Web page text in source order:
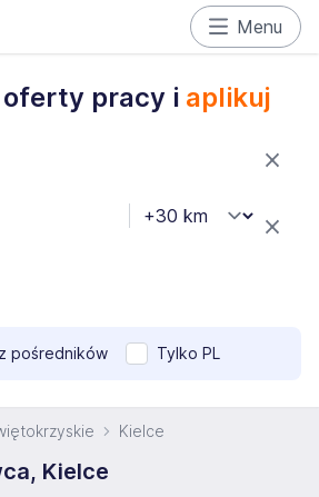
Menu
pracy i aplikuj
pośredników Tylko PL
Kielce
Kielce